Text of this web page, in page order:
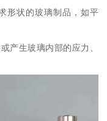
形状的玻璃制品，如平
产生玻璃内部的应力、